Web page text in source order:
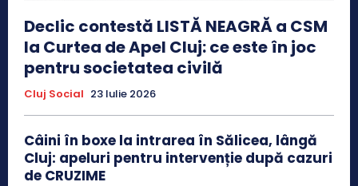
Declic contestă LISTĂ NEAGRĂ a CSM
la Curtea de Apel Cluj: ce este în joc
pentru societatea civilă
Cluj Social 23 Iulie 2026
Câini în boxe la intrarea în Sălicea, lângă
Cluj: apeluri pentru intervenție după cazuri
de CRUZIME